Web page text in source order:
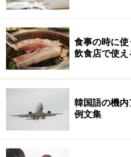
食事の時に
飲食店で使
韓国語の機
例文集